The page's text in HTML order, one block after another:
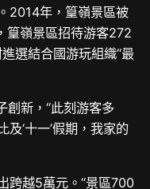
2014年，篁嶺景區被
篁嶺景區招待游客272
選結合國游玩組織“最
新，“此刻游客多
‘十一’假期，我家的
跨越5萬元。“景區700